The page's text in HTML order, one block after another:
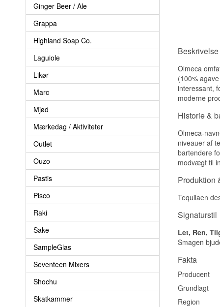
Ginger Beer / Ale
Grappa
Highland Soap Co.
Laguiole
Likør
Marc
Mjød
Mærkedag / Aktiviteter
Outlet
Ouzo
Pastis
Pisco
Raki
Sake
SampleGlas
Seventeen Mixers
Shochu
Skatkammer
Olmeca
(100%
interessant,
moderne
Historie &
Olmeca-
niveauer af
bartendere
modvægt til
Produktion
Tequilaen
Signaturstil
Let, Ren,
Smagen
Fakta
Producent
Grundlagt
Region